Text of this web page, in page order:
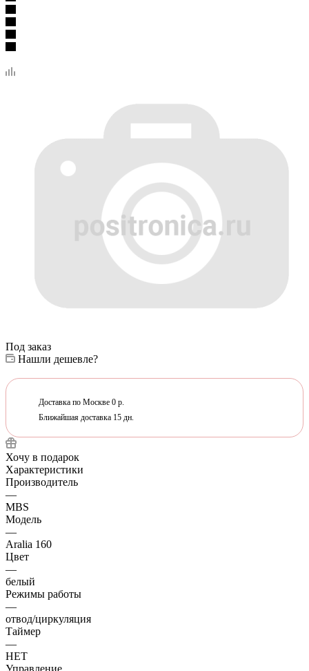
Под заказ
Нашли дешевле?
Доставка по Москве 0 р.
Ближайшая доставка 15 дн.
Хочу в подарок
Характеристики
Производитель
—
MBS
Модель
—
Aralia 160
Цвет
—
белый
Режимы работы
—
отвод/циркуляция
Таймер
—
НЕТ
Управление